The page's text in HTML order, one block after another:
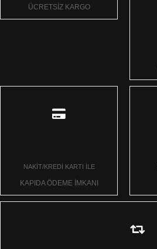
ÜCRETSİZ KARGO
NAKİT/KREDİ KARTI İLE
KAPIDA ÖDEME İMKANI